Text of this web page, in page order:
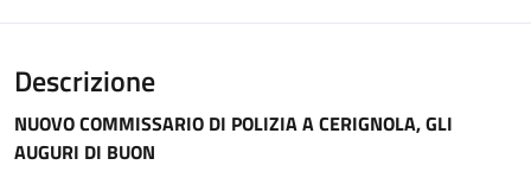
Descrizione
NUOVO COMMISSARIO DI POLIZIA A CERIGNOLA, GLI
AUGURI DI BUON